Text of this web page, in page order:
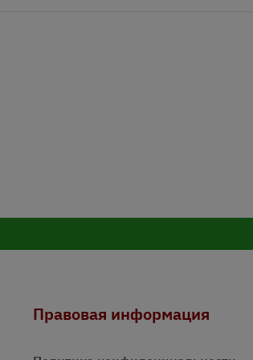
Правовая информация